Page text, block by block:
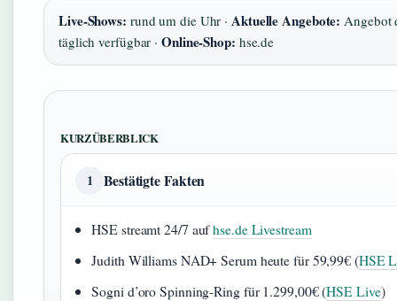
Live-Shows: rund um die Uhr · Aktuelle Angebote: Angebot
täglich verfügbar ·Online-Shop: hse.de
KURZÜBERBLICK
1 Bestätigte Fakten
HSE streamt 24/7 aufhse.de Livestream
Judith Williams NAD+ Serum heute für 59,99€ (HSE
Sogni d’oro Spinning-Ring für 1.299,00€ (HSE Live)